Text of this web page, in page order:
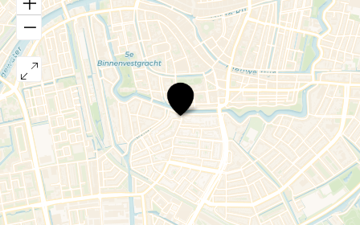
De
Pizzabakkers